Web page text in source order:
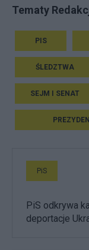
Tematy
PIS
ŚLEDZTWA
SEJM I SENAT
PiS
PiS odkrywa
deportacje